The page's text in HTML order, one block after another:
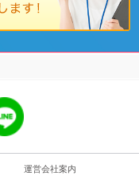
運営会社案内